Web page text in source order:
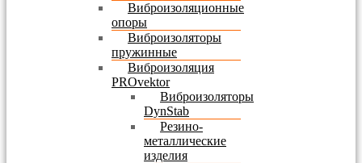
Виброизоляционные
опоры
Виброизоляторы
пружинные
Виброизоляция
PROvektor
Виброизоляторы
DynStab
Резино-
металлические
изделия